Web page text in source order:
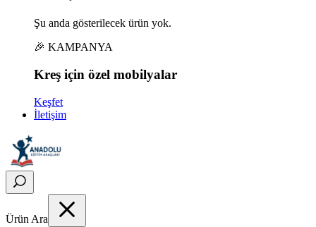
Şu anda gösterilecek ürün yok.
🎉 KAMPANYA
Kreş için özel mobilyalar
Keşfet
İletişim
Ürün Ara